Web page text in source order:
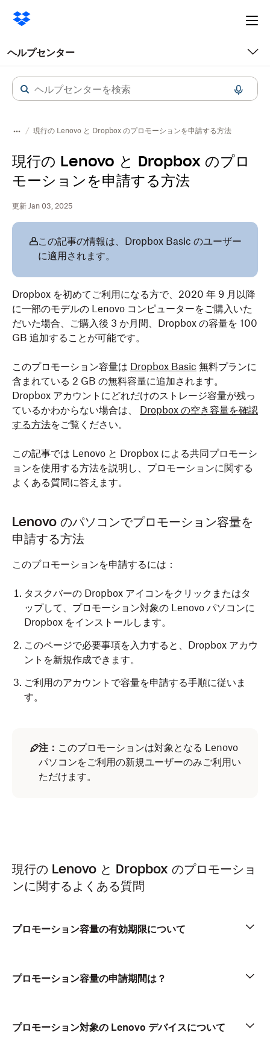
ヘルプセンター
現行の Lenovo と Dropbox のプロモーションを申請する方法
現行の Lenovo と Dropbox のプロ
モーションを申請する方法
更新 Jan 03, 2025
この記事の情報は、Dropbox Basic のユーザー
に適用されます。
Dropbox を初めてご利用になる方で、2020 年 9 月以降
に一部のモデルの Lenovo コンピューターをご購入いた
だいた場合、ご購入後 3 か月間、Dropbox の容量を 100
GB 追加することが可能です。
このプロモーション容量は Dropbox Basic 無料プランに
含まれている 2 GB の無料容量に追加されます。
Dropbox アカウントにどれだけのストレージ容量が残っ
ているかわからない場合は、 Dropbox の空き容量を確認
する方法をご覧ください。
この記事では Lenovo と Dropbox による共同プロモーシ
ョンを使用する方法を説明し、プロモーションに関する
よくある質問に答えます。
Lenovo のパソコンでプロモーション容量を
申請する方法
このプロモーションを申請するには：
タスクバーの Dropbox アイコンをクリックまたはタ
ップして、プロモーション対象の Lenovo パソコンに
Dropbox をインストールします。
このページで必要事項を入力すると、Dropbox アカウ
ントを新規作成できます。
ご利用のアカウントで容量を申請する手順に従いま
す。
注： このプロモーションは対象となる Lenovo
パソコンをご利用の新規ユーザーのみご利用い
ただけます。
現行の Lenovo と Dropbox のプロモーショ
ンに関するよくある質問
プロモーション容量の有効期限について
プロモーション容量の申請期間は？
プロモーション対象の Lenovo デバイスについて